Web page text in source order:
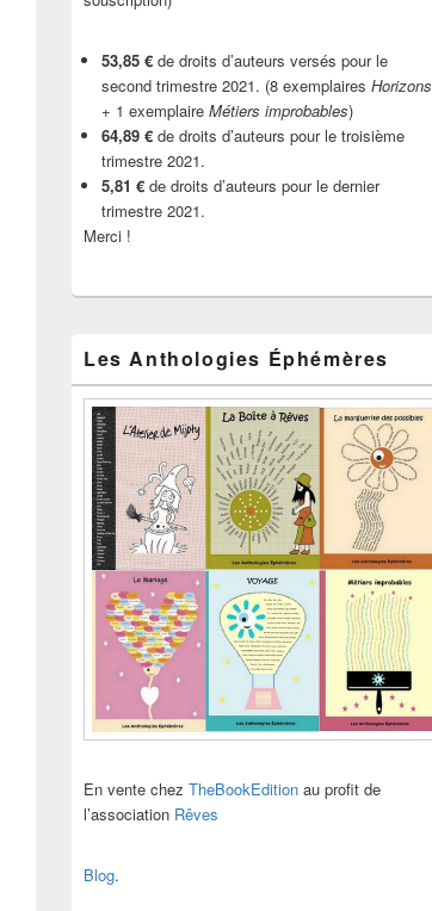
53,85 € de droits d’auteurs versés pour le
second trimestre 2021. (8 exemplaires Horizons
+ 1 exemplaire Métiers improbables)
64,89 € de droits d’auteurs pour le troisième
trimestre 2021.
5,81 € de droits d’auteurs pour le dernier
trimestre 2021.
Merci !
Les Anthologies Éphémères
En vente chez TheBookEdition au profit de
l’association Rêves
Blog.